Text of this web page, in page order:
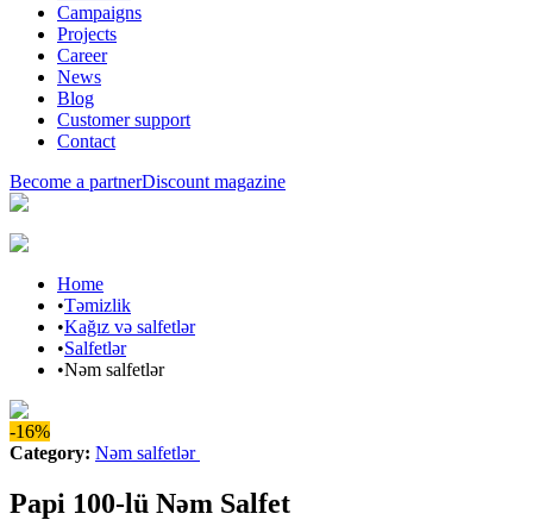
Campaigns
Projects
Career
News
Blog
Customer support
Contact
Become a partnerDiscount magazine
Home
•Təmizlik
•Kağız və salfetlər
•Salfetlər
•Nəm salfetlər
-16%
Category: Nəm salfetlər
Papi 100-lü Nəm Salfet